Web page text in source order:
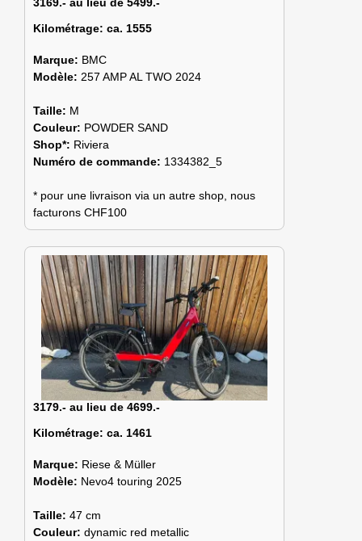
Kilométrage: ca. 1555
Marque: BMC
Modèle: 257 AMP AL TWO 2024
Taille: M
Couleur: POWDER SAND
Shop*: Riviera
Numéro de commande: 1334382_5
* pour une livraison via un autre shop, nous
facturons CHF100
3179.- au lieu de 4699.-
Kilométrage: ca. 1461
Marque: Riese & Müller
Modèle: Nevo4 touring 2025
Taille: 47 cm
Couleur: dynamic red metallic